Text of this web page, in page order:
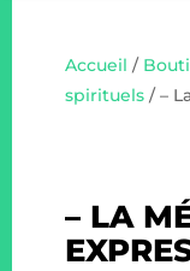
Accueil /
spirituels/ –
– LA